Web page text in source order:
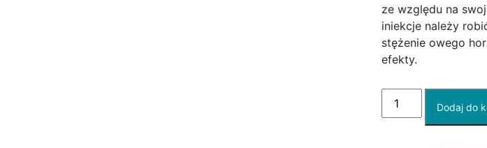
ze względu na
iniekcje należy
stężenie owego
efekty.
ilość
Testosterone
Propionate
Dodaj do